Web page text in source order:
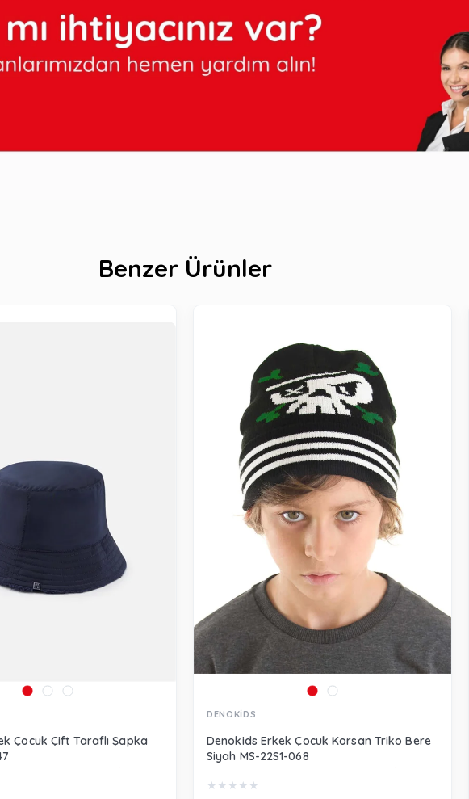
Benzer Ürünler
Çocuk Çift Taraflı Şapka
DENOKİDS
Denokids Erkek Çocuk Korsan Triko Bere
Siyah MS-22S1-068
★ ★ ★ ★ ★